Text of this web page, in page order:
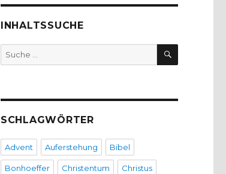
INHALTSSUCHE
Suche
nach:
SUCHEN
SCHLAGWÖRTER
Advent Auferstehung Bibel
Bonhoeffer Christentum Christus